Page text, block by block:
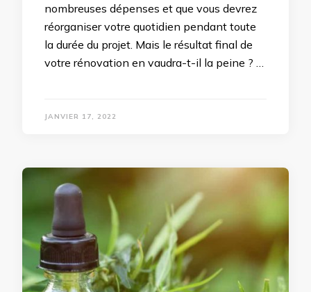
nombreuses dépenses et que vous devrez
réorganiser votre quotidien pendant toute
la durée du projet. Mais le résultat final de
votre rénovation en vaudra-t-il la peine ? …
JANVIER 17, 2022